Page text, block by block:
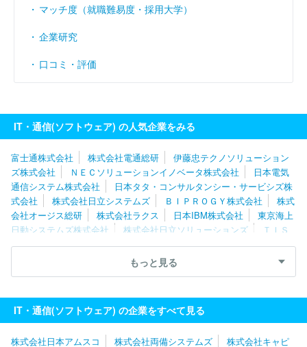
マッチ度（就職難易度・採用大学）
企業研究
口コミ・評価
IT・通信(ソフトウェア) の人気企業をみる
富士通株式会社 株式会社電通総研
伊藤忠テクノソリューション
ズ株式会社
ＮＥＣソリューションイノベータ株式会社
日本電気
通信システム株式会社
日本タタ・コンサルタンシー・サービシズ株
式会社
株式会社日立システムズ ＢＩＰＲＯＧＹ株式会社
株式
会社オージス総研
株式会社ラクス 日本IBM株式会社
東京海上
日動システムズ株式会社
株式会社日立ソリューションズ
ＴＩＳ
株式会社
ＳＣＳＫ株式会社 ネットワンシステムズ株式会社
キ
ヤノンＩＴソリューションズ株式会社
株式会社
株式会社ＪＳＯＬ 株式会社カプコン
株式会社テクノ
スジャパン
エフサステクノロジーズ株式会社
もっと見る
IT・通信(ソフトウェア) の企業をすべて見る
株式会社日本アムスコ 株式会社両備システムズ 株式会社キャピ